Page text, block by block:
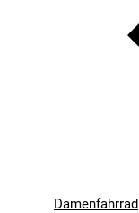
Damenfahrrad